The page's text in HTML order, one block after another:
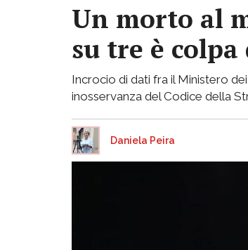
Un morto al
su tre è
Incrocio di dati fra il Ministero
inosservanza del Codice della
Daniela Peira